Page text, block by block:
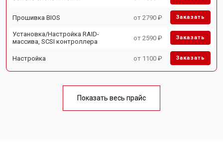
Прошивка BIOS от 2790 ₽ Заказать
Установка/Настройка RAID-
массива, SCSI контроллера
от 2590 ₽ Заказать
Настройка от 1100 ₽ Заказать
Показать весь прайс